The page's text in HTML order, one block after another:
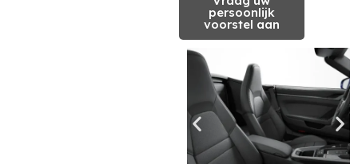
persoonlijk
voorstel aan